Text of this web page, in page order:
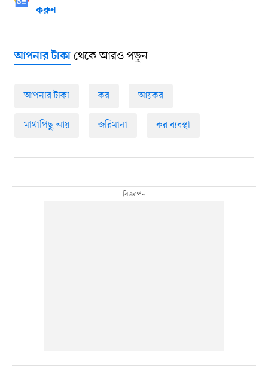
করুন
আপনার টাকাথেকে আরও পড়ুন
আপনার টাকা কর আয়কর
মাথাপিছু আয় জরিমানা কর ব্যবস্থা